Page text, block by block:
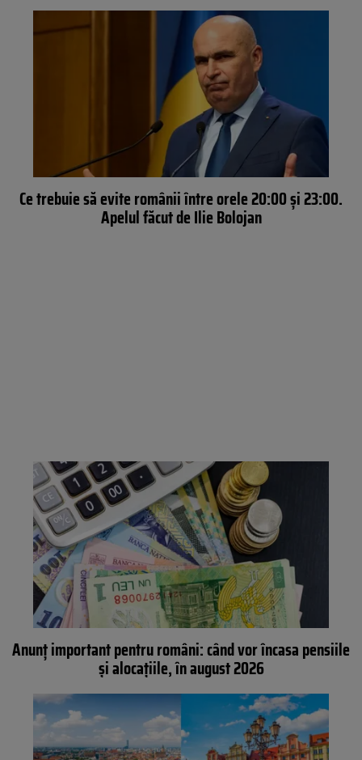
Ce trebuie să evite românii între orele 20:00 și 23:00.
Apelul făcut de Ilie Bolojan
Anunț important pentru români: când vor încasa pensiile
și alocațiile, în august 2026